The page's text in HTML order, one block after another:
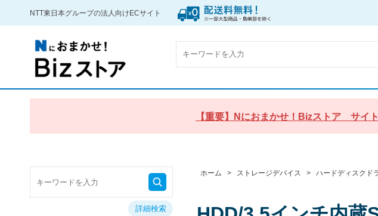
NTT東日本グループの法人向けECサイト
【重要】Nにおまかせ！Bizストア サイ
ホーム > ストレージデバイス > ハードディスクド
詳細検索